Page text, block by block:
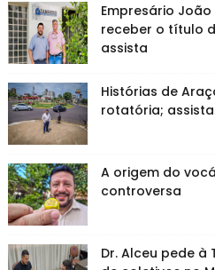
Empresário
receber o título
assista
Histórias de
rotatória; assista
A origem do
controversa
Dr. Alceu pede à